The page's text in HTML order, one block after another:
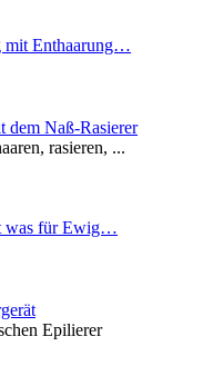
mit Enthaarung…
dem Naß-Rasierer
rasieren, ...
was für Ewig…
Epilierer